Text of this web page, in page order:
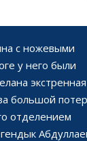
с ножевыми
у него были
экстренная
большой
отделением